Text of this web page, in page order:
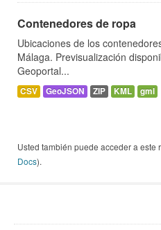
Contenedores de ropa
Ubicaciones de los
Málaga. Previsualización
Geoportal...
CSV GeoJSON ZIP KML gml
Usted también puede acceder a este
Docs).